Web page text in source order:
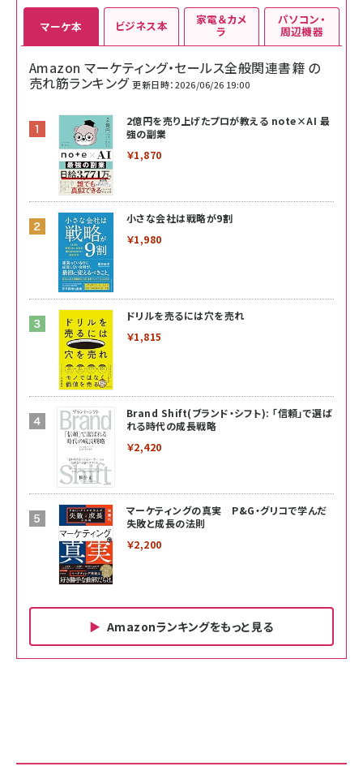
マーケ本
Amazon マーケティング・セールス全般関連書籍 の
売れ筋ランキング 更新日時：2026/06/26 19:00
2億円を売り上げたプロが教える note×AI 最
強の副業
￥1,870
小さな会社は戦略が9割
￥1,980
ドリルを売るには穴を売れ
￥1,815
Brand Shift(ブランド・シフト): 「信頼」で選ば
れる時代の成長戦略
￥2,420
マーケティングの真実 P&G・グリコで学んだ
失敗と成長の法則
￥2,200
Amazonランキングをもっと見る
ビジネス本
￥880
家電＆カメ
ラ
サポート正規品 メーカー保証5年 KLMEA128G
パソコン・
周辺機器
サポート正規品 メーカー保証5年 KLMEA128G